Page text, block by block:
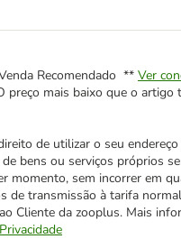
Recomendado ** Ver
preço mais baixo que o
de utilizar o seu
bens ou serviços próprios
momento, sem incorrer em
de transmissão à tarifa
Cliente da zooplus. Mais